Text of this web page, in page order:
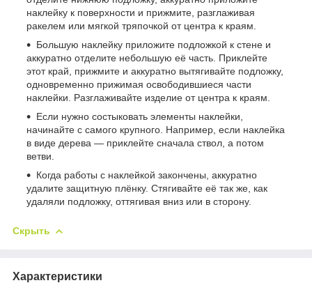
наклейку к поверхности и прижмите, разглаживая
ракелем или мягкой тряпочкой от центра к краям.
Большую наклейку приложите подложкой к стене и
аккуратно отделите небольшую её часть. Приклейте
этот край, прижмите и аккуратно вытягивайте подложку,
одновременно прижимая освободившиеся части
наклейки. Разглаживайте изделие от центра к краям.
Если нужно состыковать элементы наклейки,
начинайте с самого крупного. Например, если наклейка
в виде дерева — приклейте сначала ствол, а потом
ветви.
Когда работы с наклейкой закончены, аккуратно
удалите защитную плёнку. Стягивайте её так же, как
удаляли подложку, оттягивая вниз или в сторону.
Скрыть
Характеристики